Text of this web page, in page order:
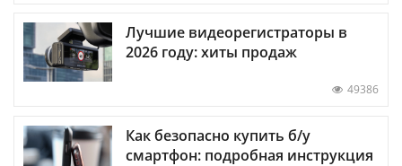
Лучшие видеорегистраторы в
2026 году: хиты продаж
49386
Как безопасно купить б/у
смартфон: подробная инструкция